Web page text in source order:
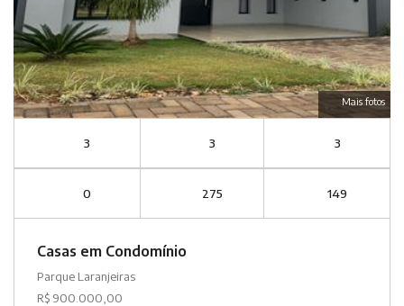
Mais fotos
3 3 3
0 275 149
Casas em Condomínio
Parque Laranjeiras
R$ 900.000,00